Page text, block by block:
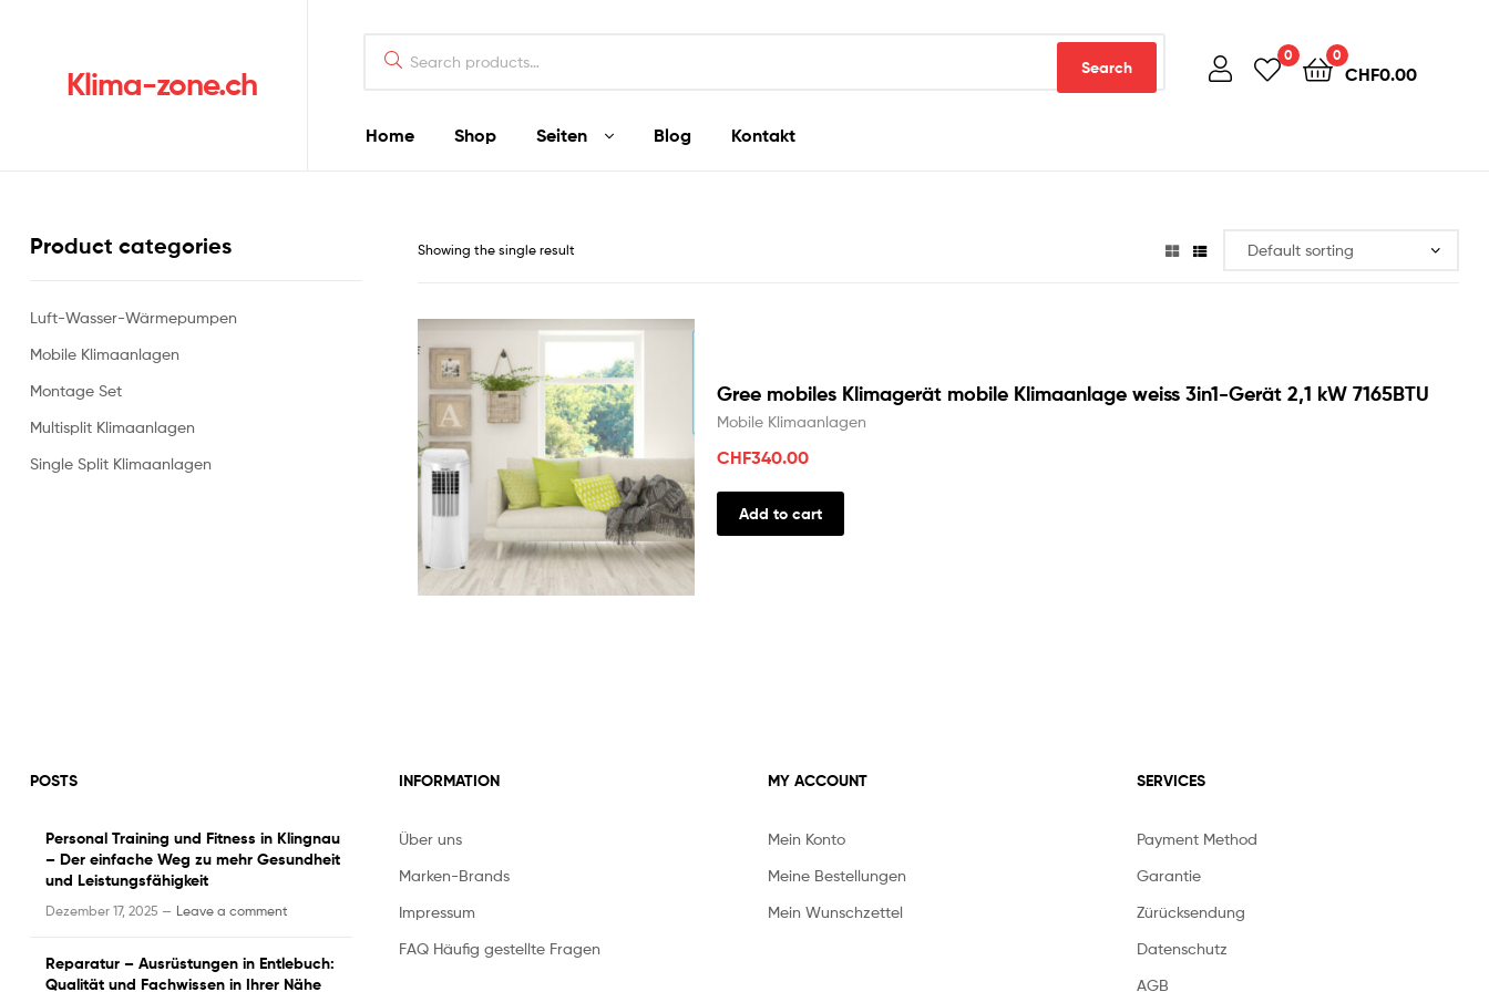
Klima-zone.ch Search
0 0
CHF0.00
Home Shop Seiten Blog Kontakt
Showing the single result
Gree mobiles Klimagerät mobile Klimaanlage weiss 3in1-Gerät 2,1 kW 7165BTU
Mobile Klimaanlagen
CHF340.00
Add to cart
Product categories
Luft-Wasser-Wärmepumpen
Mobile Klimaanlagen
Montage Set
Multisplit Klimaanlagen
Single Split Klimaanlagen
POSTS
Personal Training und Fitness in Klingnau
– Der einfache Weg zu mehr Gesundheit
und Leistungsfähigkeit
Dezember 17, 2025 — Leave a comment
Reparatur – Ausrüstungen in Entlebuch:
Qualität und Fachwissen in Ihrer Nähe
INFORMATION
Über uns
Marken-Brands
Impressum
FAQ Häufig gestellte Fragen
MY ACCOUNT
Mein Konto
Meine Bestellungen
Mein Wunschzettel
SERVICES
Payment Method
Garantie
Zürücksendung
Datenschutz
AGB